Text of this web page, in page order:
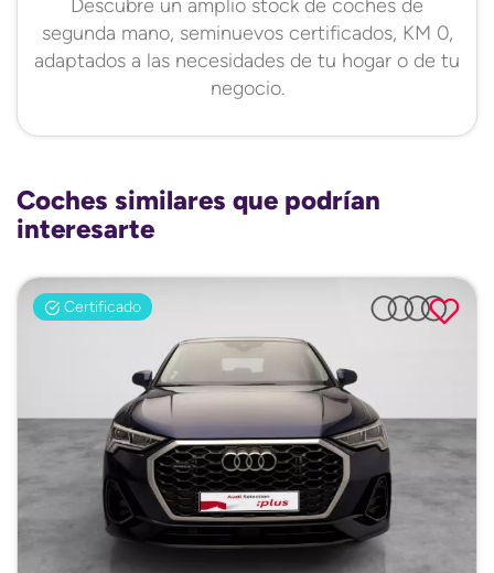
Descubre un amplio stock de coches de
segunda mano, seminuevos certificados, KM 0,
adaptados a las necesidades de tu hogar o de tu
negocio.
Coches similares que podrían
interesarte
Certificado